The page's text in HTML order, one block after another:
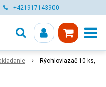
+421917143900
Rýchloviazač 10 ks,